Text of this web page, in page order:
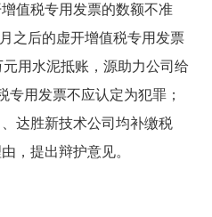
值税专用发票的数额不准
之后的虚开增值税专用发票
用水泥抵账，源助力公司给
专用发票不应认定为犯罪；
达胜新技术公司均补缴税
，提出辩护意见。